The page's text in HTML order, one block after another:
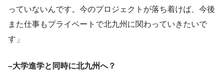
っていないんです。今のプロジェクトが落ち着けば、今後
また仕事もプライベートで北九州に関わっていきたいで
す」
–大学進学と同時に北九州へ？